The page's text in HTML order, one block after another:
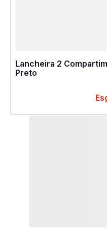
Lancheira 2
Preto